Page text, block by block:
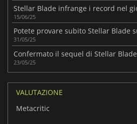
15/06/25
31/05/25
Confermato il sequel di Stellar Blade
23/05/25
VALUTAZIONE
Metacritic